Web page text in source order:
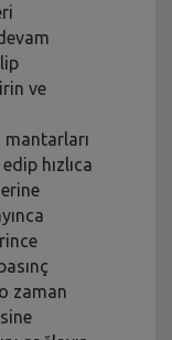
ve
mantarları
hızlıca
zaman